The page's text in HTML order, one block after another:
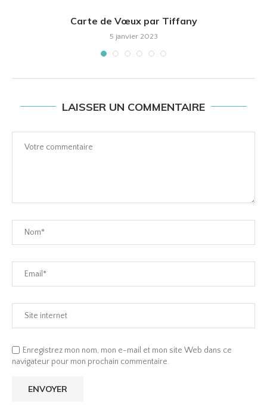
Carte de Vœux par Tiffany
5 janvier 2023
LAISSER UN COMMENTAIRE
Enregistrez mon nom, mon e-mail et mon site Web dans ce
navigateur pour mon prochain commentaire.